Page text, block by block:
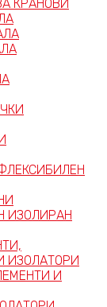
КРАНОВИ
ИЗОЛИРАН
ИЗОЛАТОРИ
И